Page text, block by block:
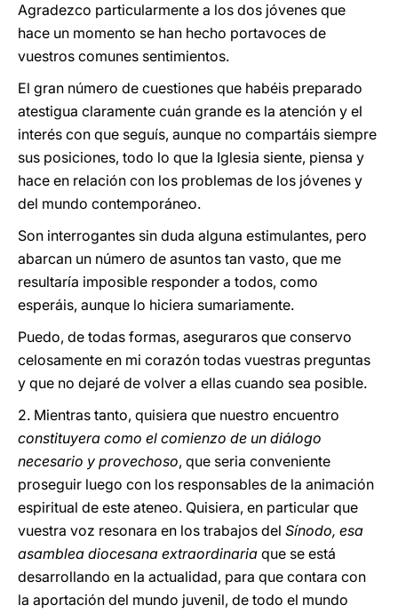
Agradezco particularmente a los dos jóvenes que
hace un momento se han hecho portavoces de
vuestros comunes sentimientos.
El gran número de cuestiones que habéis preparado
atestigua claramente cuán grande es la atención y el
interés con que seguís, aunque no compartáis siempre
sus posiciones, todo lo que la Iglesia siente, piensa y
hace en relación con los problemas de los jóvenes y
del mundo contemporáneo.
Son interrogantes sin duda alguna estimulantes, pero
abarcan un número de asuntos tan vasto, que me
resultaría imposible responder a todos, como
esperáis, aunque lo hiciera sumariamente.
Puedo, de todas formas, aseguraros que conservo
celosamente en mi corazón todas vuestras preguntas
y que no dejaré de volver a ellas cuando sea posible.
2. Mientras tanto, quisiera que nuestro encuentro
constituyera como el comienzo de un diálogo
necesario y provechoso, que seria conveniente
proseguir luego con los responsables de la animación
espiritual de este ateneo. Quisiera, en particular que
vuestra voz resonara en los trabajos del Sínodo, esa
asamblea diocesana extraordinaria que se está
desarrollando en la actualidad, para que contara con
la aportación del mundo juvenil, de todo el mundo